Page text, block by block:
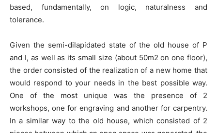
based, fundamentally, on logic, naturalness and
tolerance.
Given the semi-dilapidated state of the old house of P
and I, as well as its small size (about 50m2 on one floor),
the order consisted of the realization of a new home that
would respond to your needs in the best possible way.
One of the most unique was the presence of 2
workshops, one for engraving and another for carpentry.
In a similar way to the old house, which consisted of 2